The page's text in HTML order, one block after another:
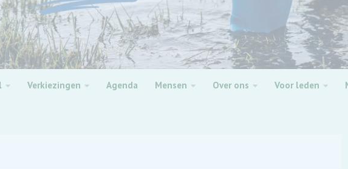
Verkiezingen Agenda Mensen Over ons Voor leden